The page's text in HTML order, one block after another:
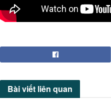
Bài viết liên quan